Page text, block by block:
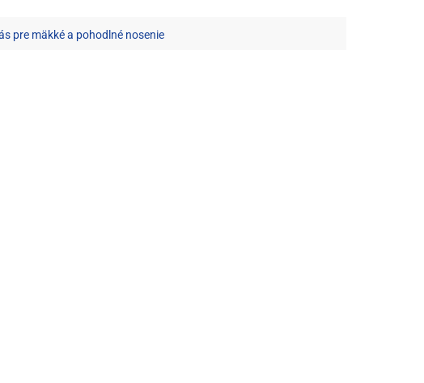
pre mäkké a pohodlné nosenie